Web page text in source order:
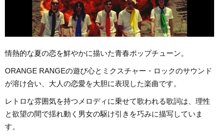
情熱的な夏の恋を鮮やかに描いた青春ポップチューン。
ORANGE RANGEの遊び心とミクスチャー・ロックのサウンド
が溶け合い、大人の恋愛を大胆に表現した楽曲です。
レトロな雰囲気を持つメロディに乗せて歌われる歌詞は、理性
と欲望の間で揺れ動く男女の駆け引きを巧みに描写していま
す。